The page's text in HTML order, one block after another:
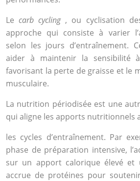
Lecarb cycling , ou cyclisation
approche qui consiste à varier
selon les jours d’entraînement.
aider à maintenir la sensibilité
favorisant la perte de graisse et le
musculaire.
La nutrition périodisée est une
qui aligne les apports nutritionnels
les cycles d’entraînement. Par
phase de préparation intensive,
sur un apport calorique élevé et
accrue de protéines pour